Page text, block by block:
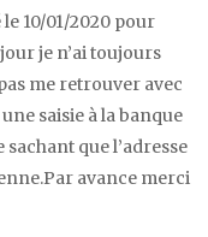
10/01/2020 pour
je n’ai toujours
me retrouver avec
saisie à la banque
sachant que l’adresse
avance merci